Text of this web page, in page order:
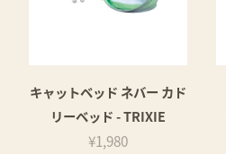
キャットベッド ネバー カド
リーベッド - TRIXIE
¥1,980